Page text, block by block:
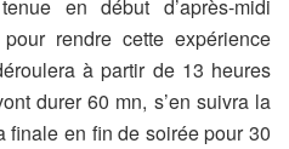
en début d’après-midi
rendre cette expérience
à partir de 13 heures
durer 60 mn, s’en suivra la
finale en fin de soirée pour 30